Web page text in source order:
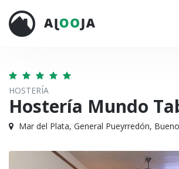
HOSTERÍA
Hostería Mundo
Mar del Plata, General Pueyrredón,